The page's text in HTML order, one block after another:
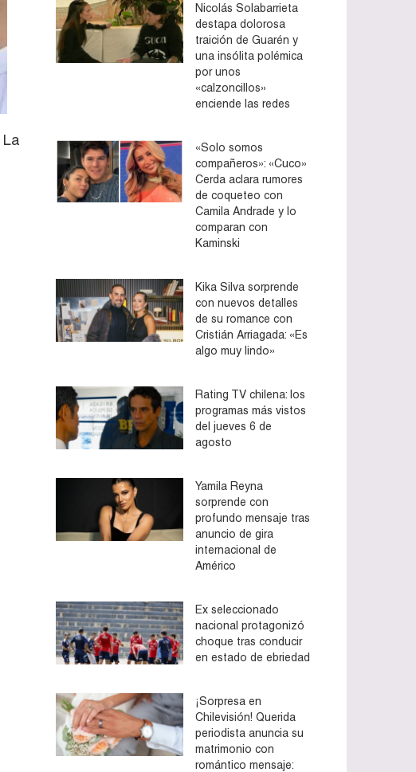
Nicolás Solabarrieta
destapa dolorosa
traición de Guarén y
una insólita polémica
por unos
«calzoncillos»
enciende las redes
«Solo somos
compañeros»: «Cuco»
Cerda aclara rumores
de coqueteo con
Camila Andrade y lo
comparan con
Kaminski
Kika Silva sorprende
con nuevos detalles
de su romance con
Cristián Arriagada: «Es
algo muy lindo»
Rating TV chilena: los
programas más vistos
del jueves 6 de
agosto
Yamila Reyna
sorprende con
profundo mensaje tras
anuncio de gira
internacional de
Américo
Ex seleccionado
nacional protagonizó
choque tras conducir
en estado de ebriedad
¡Sorpresa en
Chilevisión! Querida
periodista anuncia su
matrimonio con
romántico mensaje: